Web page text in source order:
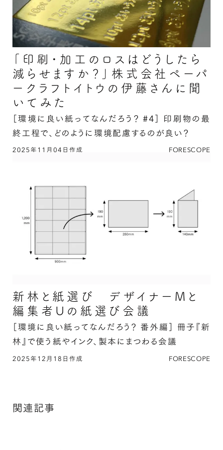
「印刷・加工のロスはどうしたら
減らせますか？」株式会社ペーパ
ークラフトイトウの伊藤さんに聞
いてみた
［環境に良い紙ってなんだろう？ #4］ 印刷物の最
終工程で、どのように環境配慮するのが良い？
2025年11月04日作成 FORESCOPE
んに聞いてみたの続きを読む
新林と紙選び デザイナーMと
編集者Uの紙選び会議
［環境に良い紙ってなんだろう？ 番外編］ 冊子『新
林』で使う紙やインク、製本にまつわる会議
2025年12月18日作成 FORESCOPE
関連記事